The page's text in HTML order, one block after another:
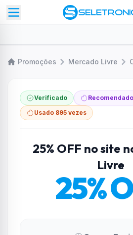
Promoções Mercado Livre
Verificado
Recomendado
Usado 895 vezes
25% OFF no site
Livre
25%